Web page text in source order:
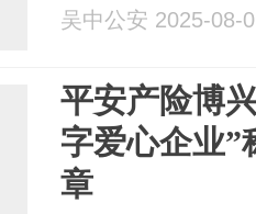
吴中公安 2025-08-
平安产险博
字爱心企业”
章